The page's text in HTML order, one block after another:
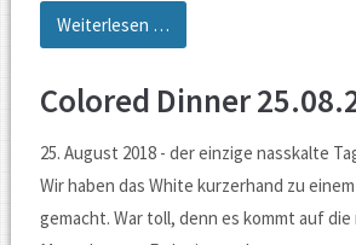
Weiterlesen …12.09.2020
Einmal
Kap
und
zurück
-
Colored Dinner
25. August 2018 - der einzige nasskalte
Wir haben das White kurzerhand zu
gemacht. War toll, denn es kommt auf